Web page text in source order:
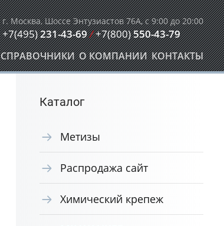
г. Москва, Шоссе Энтузиастов 76А, с 9:00 до 20:00
+7(495)231-43-69/+7(800)550-43-79
СПРАВОЧНИКИ О КОМПАНИИ КОНТАКТЫ
Каталог
Метизы
Распродажа сайт
Химический крепеж